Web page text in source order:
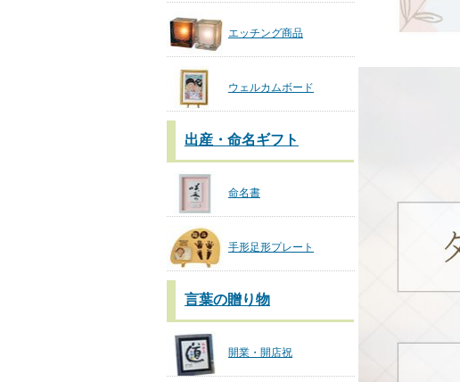
エッチング商品
ウェルカムボード
出産・命名ギフト
命名書
手形足形プレート
言葉の贈り物
開業・開店祝